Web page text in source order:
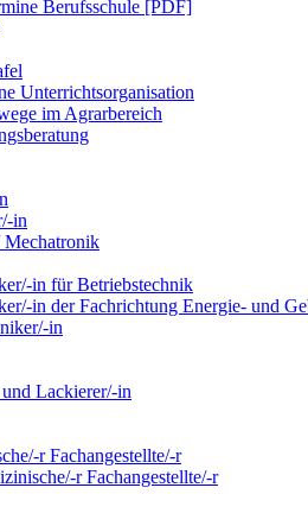
Berufsschule [PDF]
Unterrichtsorganisation
im Agrarbereich
in
in für Betriebstechnik
in der Fachrichtung Energie- und
in
Lackierer/-in
r Fachangestellte/-r
r Fachangestellte/-r